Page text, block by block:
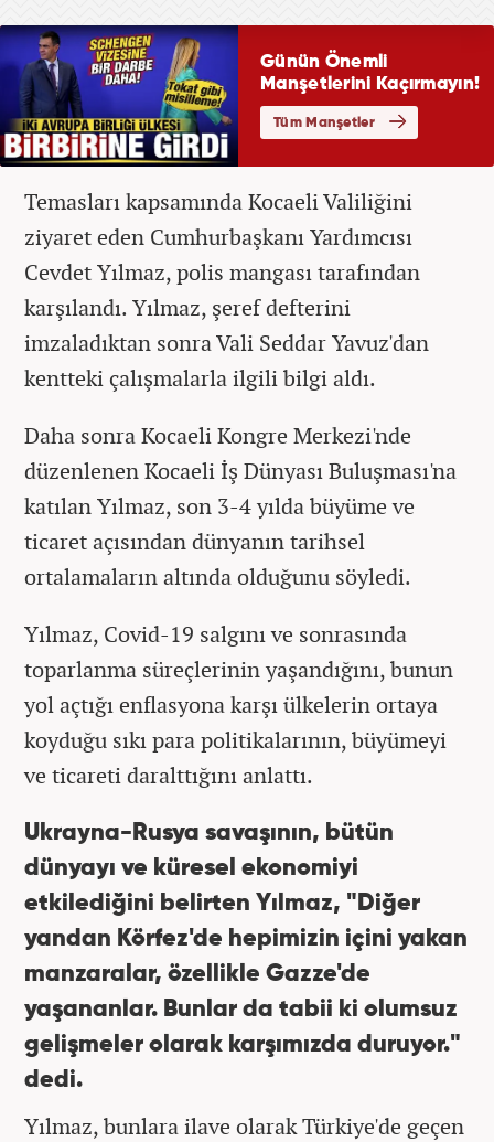
Temasları kapsamında Kocaeli Valiliğini
ziyaret eden Cumhurbaşkanı Yardımcısı
Cevdet Yılmaz, polis mangası tarafından
karşılandı. Yılmaz, şeref defterini
imzaladıktan sonra Vali Seddar Yavuz'dan
kentteki çalışmalarla ilgili bilgi aldı.
Daha sonra Kocaeli Kongre Merkezi'nde
düzenlenen Kocaeli İş Dünyası Buluşması'na
katılan Yılmaz, son 3-4 yılda büyüme ve
ticaret açısından dünyanın tarihsel
ortalamaların altında olduğunu söyledi.
Yılmaz, Covid-19 salgını ve sonrasında
toparlanma süreçlerinin yaşandığını, bunun
yol açtığı enflasyona karşı ülkelerin ortaya
koyduğu sıkı para politikalarının, büyümeyi
ve ticareti daralttığını anlattı.
Ukrayna-Rusya savaşının, bütün
dünyayı ve küresel ekonomiyi
etkilediğini belirten Yılmaz, "Diğer
yandan Körfez'de hepimizin içini yakan
manzaralar, özellikle Gazze'de
yaşananlar. Bunlar da tabii ki olumsuz
gelişmeler olarak karşımızda duruyor."
dedi.
Yılmaz, bunlara ilave olarak Türkiye'de geçen